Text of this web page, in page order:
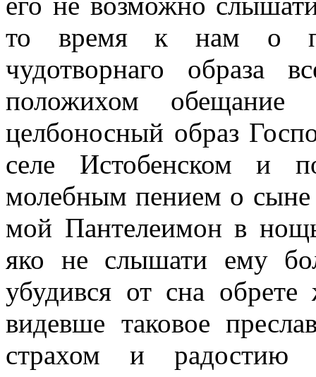
то время к нам о
чудотворнаго образа
положихом
целбоносный образ
селе Истобенском и
молебным пением о
мой Пантелеимон в
яко не слышати ему
убудився от сна
видевше таковое
страхом и радостию